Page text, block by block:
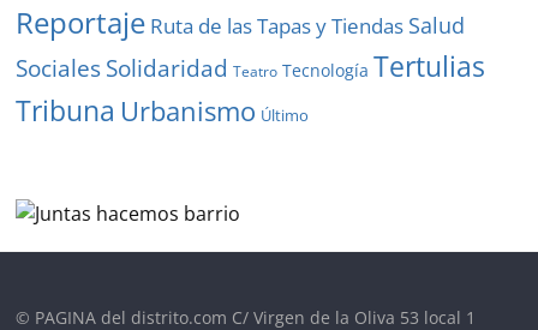
Reportaje Ruta de las Tapas y Tiendas Salud
SocialesSolidaridad Teatro Tecnología Tertulias
Tribuna Urbanismo Último
© PAGINA del distrito.com C/ Virgen de la Oliva 53 local 1